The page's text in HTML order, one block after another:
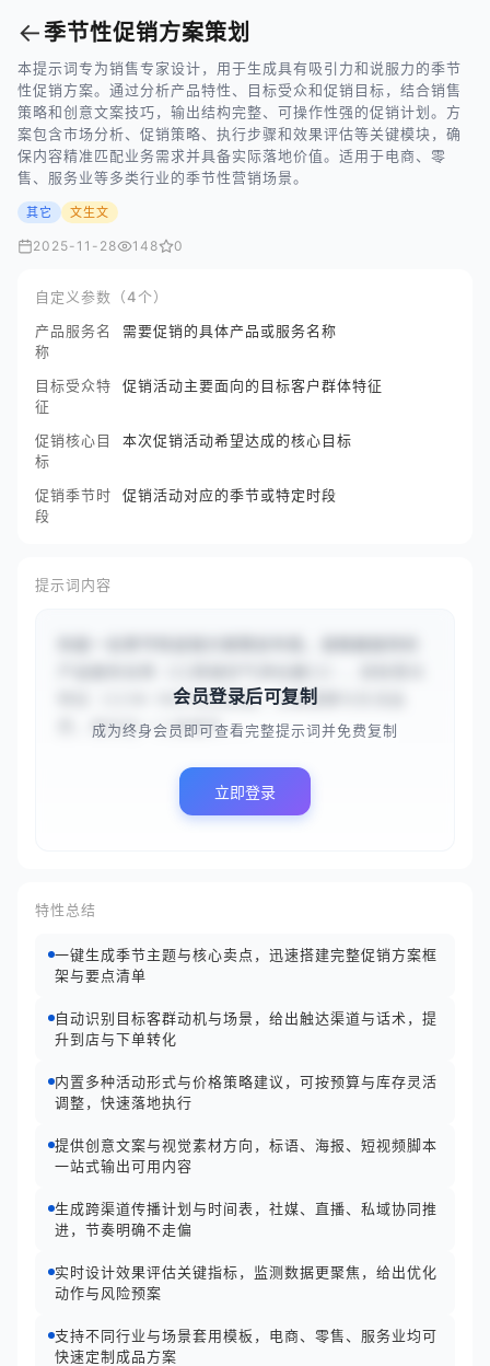
←季节性促销方案策划
本提示词专为销售专家设计，用于生成具有吸引力和说服力的季节
性促销方案。通过分析产品特性、目标受众和促销目标，结合销售
策略和创意文案技巧，输出结构完整、可操作性强的促销计划。方
案包含市场分析、促销策略、执行步骤和效果评估等关键模块，确
保内容精准匹配业务需求并具备实际落地价值。适用于电商、零
售、服务业等多类行业的季节性营销场景。
其它 文生文
2025-11-28 148 0
自定义参数（4个）
产品服务名
称
需要促销的具体产品或服务名称
目标受众特
征
促销活动主要面向的目标客户群体特征
促销核心目
标
本次促销活动希望达成的核心目标
促销季节时
段
促销活动对应的季节或特定时段
提示词内容
特征（{{30-50岁有孩家庭，注重健康与生活品
质，居住在一二线城市...
会员登录后可复制
成为终身会员即可查看完整提示词并免费复制
立即登录
特性总结
一键生成季节主题与核心卖点，迅速搭建完整促销方案框
架与要点清单
自动识别目标客群动机与场景，给出触达渠道与话术，提
升到店与下单转化
内置多种活动形式与价格策略建议，可按预算与库存灵活
调整，快速落地执行
提供创意文案与视觉素材方向，标语、海报、短视频脚本
一站式输出可用内容
生成跨渠道传播计划与时间表，社媒、直播、私域协同推
进，节奏明确不走偏
实时设计效果评估关键指标，监测数据更聚焦，给出优化
动作与风险预案
支持不同行业与场景套用模板，电商、零售、服务业均可
快速定制成品方案